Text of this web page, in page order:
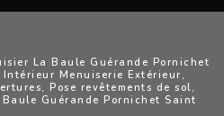
La Baule Guérande Pornichet
Menuiserie Extérieur,
Pose revêtements de sol,
Guérande Pornichet Saint